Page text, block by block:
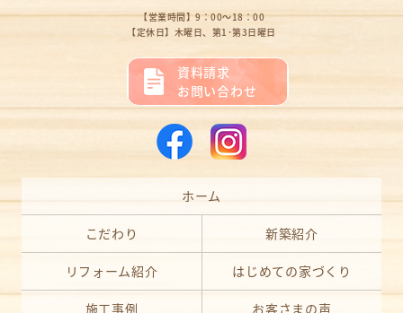
【営業時間】9：00～18：00
【定休日】木曜日、第1･第3日曜日
資料請求
お問い合わせ
ホーム
こだわり 新築紹介
リフォーム紹介 はじめての家づくり
施工事例 お客さまの声